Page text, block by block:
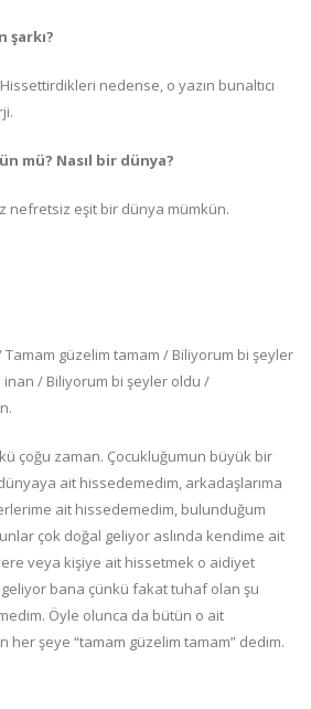
şarkı?
nedense, o yazın bunaltıcı
mü? Nasıl bir dünya?
nefretsiz eşit bir dünya mümkün.
güzelim tamam / Biliyorum bi şeyler
inan / Biliyorum bi şeyler oldu /
çoğu zaman. Çocukluğumun büyük bir
ait hissedemedim, arkadaşlarıma
ait hissedemedim, bulunduğum
çok doğal geliyor aslında kendime ait
veya kişiye ait hissetmek o aidiyet
geliyor bana çünkü fakat tuhaf olan şu
Öyle olunca da bütün o ait
her şeye “tamam güzelim tamam” dedim.